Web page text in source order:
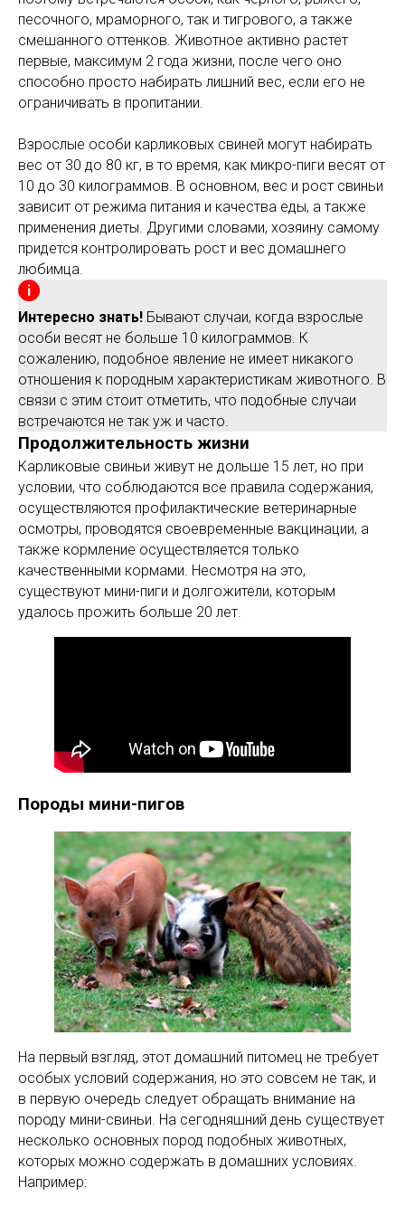
песочного, мраморного, так и тигрового, а также
смешанного оттенков. Животное активно растет
первые, максимум 2 года жизни, после чего оно
способно просто набирать лишний вес, если его не
ограничивать в пропитании.
Взрослые особи карликовых свиней могут набирать
вес от 30 до 80 кг, в то время, как микро-пиги весят от
10 до 30 килограммов. В основном, вес и рост свиньи
зависит от режима питания и качества еды, а также
применения диеты. Другими словами, хозяину самому
придется контролировать рост и вес домашнего
любимца.
Интересно знать! Бывают случаи, когда взрослые
особи весят не больше 10 килограммов. К
сожалению, подобное явление не имеет никакого
отношения к породным характеристикам животного. В
связи с этим стоит отметить, что подобные случаи
встречаются не так уж и часто.
Продолжительность жизни
Карликовые свиньи живут не дольше 15 лет, но при
условии, что соблюдаются все правила содержания,
осуществляются профилактические ветеринарные
осмотры, проводятся своевременные вакцинации, а
также кормление осуществляется только
качественными кормами. Несмотря на это,
существуют мини-пиги и долгожители, которым
удалось прожить больше 20 лет.
Породы мини-пигов
На первый взгляд, этот домашний питомец не требует
особых условий содержания, но это совсем не так, и
в первую очередь следует обращать внимание на
породу мини-свиньи. На сегодняшний день существует
несколько основных пород подобных животных,
которых можно содержать в домашних условиях.
Например: